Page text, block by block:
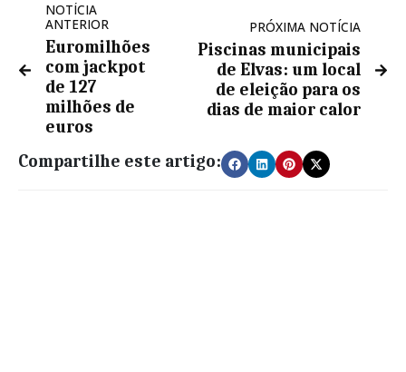
NOTÍCIA
ANTERIOR
Euromilhões
com jackpot
de 127
milhões de
euros
PRÓXIMA NOTÍCIA
Piscinas municipais
de Elvas: um local
de eleição para os
dias de maior calor
Compartilhe este artigo: